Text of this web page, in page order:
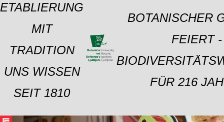
ETABLIERUNG
MIT
TRADITION
UNS WISSEN
SEIT 1810
BOTANISCHER
FEIERT -
FÜR 216